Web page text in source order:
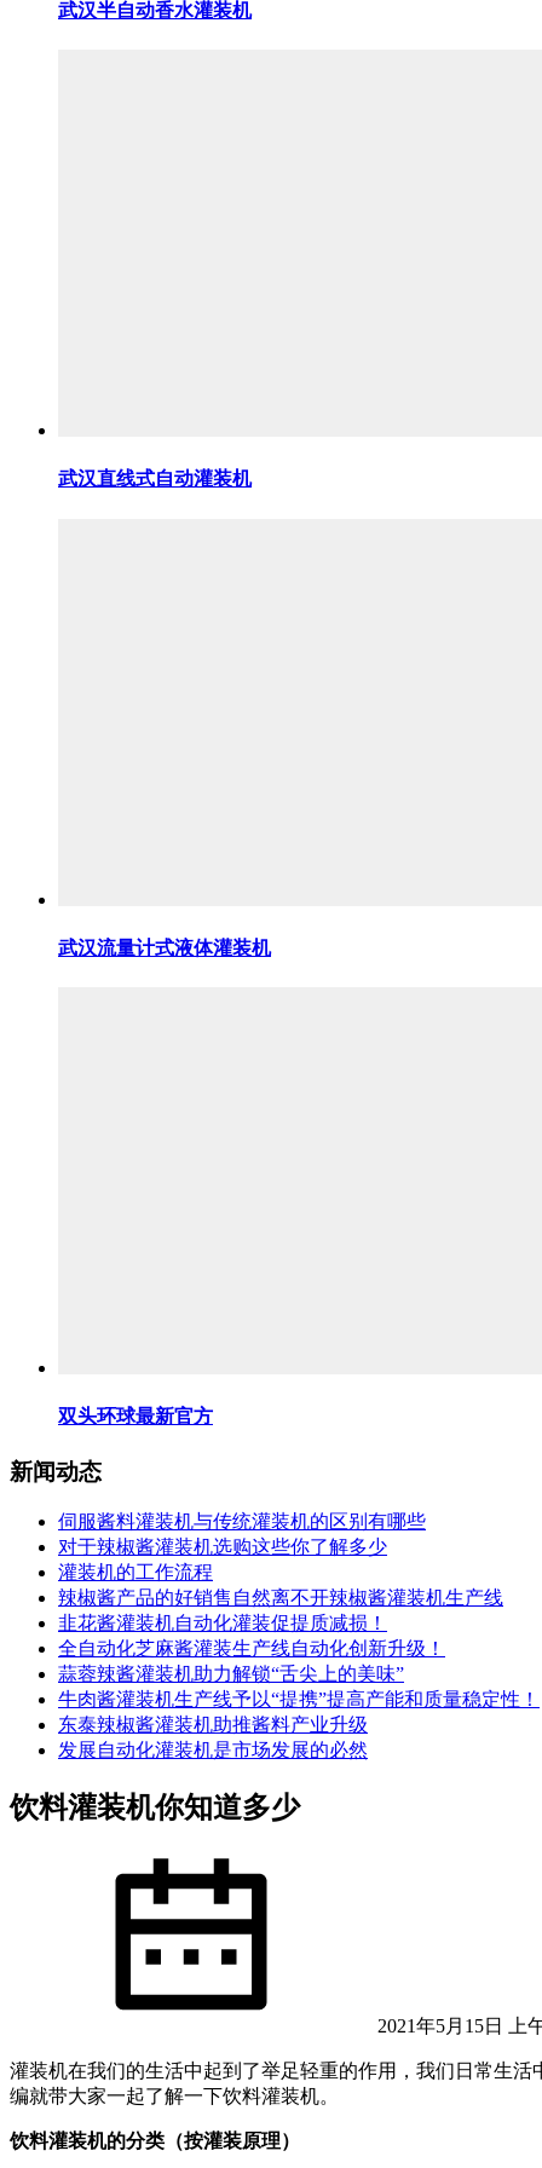
武汉半自动香水灌装机
武汉直线式自动灌装机
武汉流量计式液体灌装机
双头环球最新官方
新闻动态
伺服酱料灌装机与传统灌装机的区别有哪些
对于辣椒酱灌装机选购这些你了解多少
灌装机的工作流程
辣椒酱产品的好销售自然离不开辣椒酱灌装机生产线
韭花酱灌装机自动化灌装促提质减损！
全自动化芝麻酱灌装生产线自动化创新升级！
蒜蓉辣酱灌装机助力解锁“舌尖上的美味”
牛肉酱灌装机生产线予以“提携”提高产能和质量稳定性！
东泰辣椒酱灌装机助推酱料产业升级
发展自动化灌装机是市场发展的必然
饮料灌装机你知道多少
2021年5月15日 上
灌装机在我们的生活中起到了举足轻重的作用，我们日常生
编就带大家一起了解一下饮料灌装机。
饮料灌装机的分类（按灌装原理）